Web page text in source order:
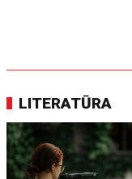
LITERATŪRA